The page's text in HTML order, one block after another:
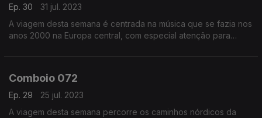
Ep. 30
31 jul. 2023
A viagem desta semana é centrada na música que se fazia nos
anos 2000 na Europa central, com especial atenção para
Comboio 072
Ep. 29
25 jul. 2023
A viagem desta semana percorre os caminhos nórdicos da